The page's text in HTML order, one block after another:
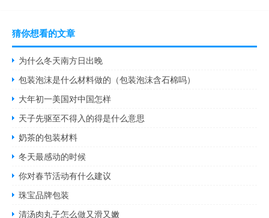
猜你想看的文章
为什么冬天南方日出晚
包装泡沫是什么材料做的（包装泡沫含石棉吗）
大年初一美国对中国怎样
天子先驱至不得入的得是什么意思
奶茶的包装材料
冬天最感动的时候
你对春节活动有什么建议
珠宝品牌包装
清汤肉丸子怎么做又滑又嫩